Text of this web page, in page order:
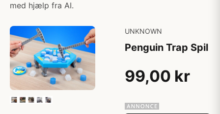
med hjælp fra AI.
UNKNOWN
Penguin Trap Spil
99,00 kr